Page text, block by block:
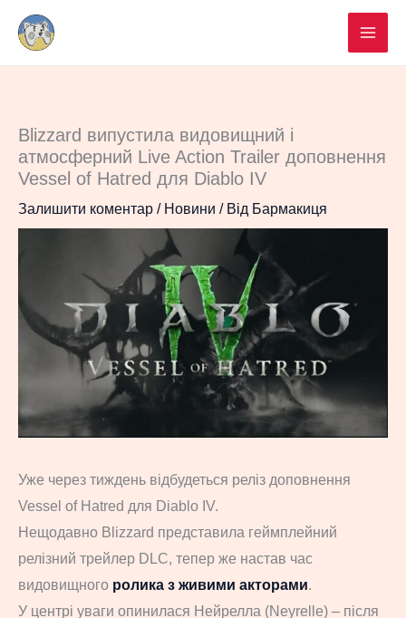
Перейти
вмісту
Blizzard випустила видовищний і
атмосферний Live Action Trailer доповнення
Vessel of Hatred для Diablo IV
Залишити коментар / Новини / Від Бармакиця
Уже через тиждень відбудеться реліз доповнення
Vessel of Hatred для Diablo IV.
Нещодавно Blizzard представила геймплейний
релізний трейлер DLC, тепер же настав час
видовищного ролика з живими акторами.
У центрі уваги опинилася Нейрелла (Neyrelle) – після